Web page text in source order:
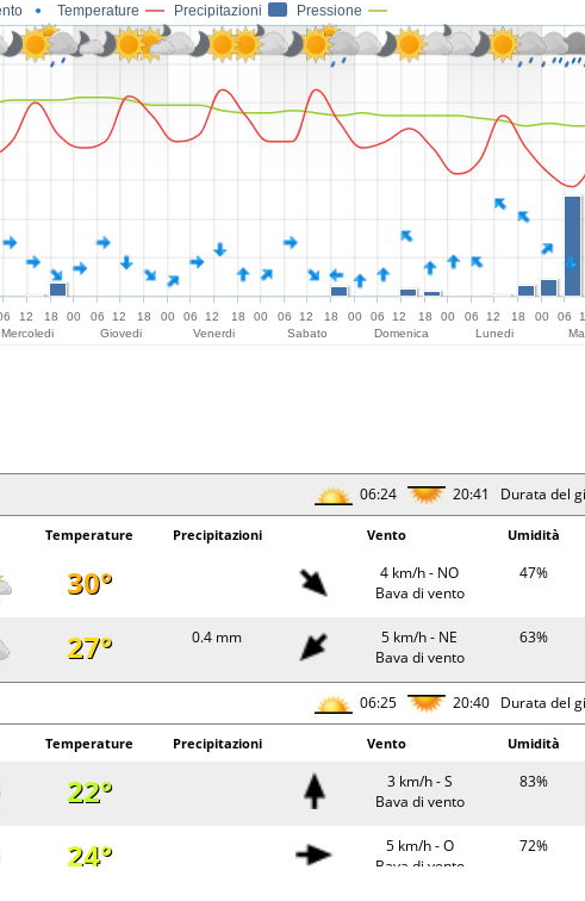
Pressione
Precipitazioni
Temperature
12
Mercoledi
18 00 06
12
Giovedi
18 00 06
12
Venerdi
18 00 06
12
Sabato
18 00 06
12
Domenica
18 00 06
12
Lunedi
18 00 06
06:24 20:41 Durata del
Temperature Precipitazioni Vento Umidità
30°
4 km/h - NO
Bava di vento
47%
27° 0.4 mm
5 km/h - NE
Bava di vento
63%
06:25 20:40 Durata del
Temperature Precipitazioni Vento Umidità
22°
3 km/h - S
Bava di vento
83%
24°
5 km/h - O
Bava di vento
72%